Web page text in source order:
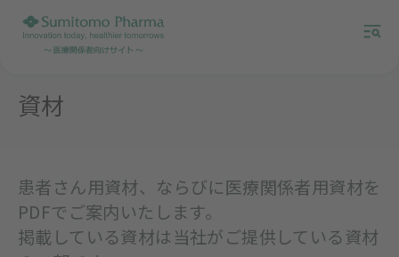
資材
患者さん用資材、ならびに医療関係者用資材を
PDFでご案内いたします。
掲載している資材は当社がご提供している資材